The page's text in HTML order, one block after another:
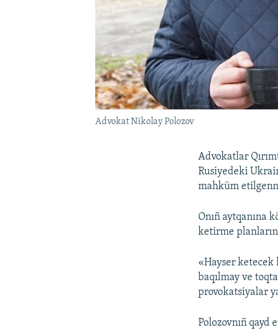
Advokat Nikolay Polozov
Advokatlar
Rusiyedeki
mahküm
Onıñ aytqanına
ketirme
«Hayser ketecek
baqılmay ve
provokatsiyalar
Polozovnıñ